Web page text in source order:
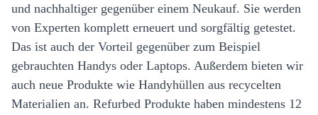
und nachhaltiger gegenüber einem Neukauf. Sie werden
von Experten komplett erneuert und sorgfältig getestet.
Das ist auch der Vorteil gegenüber zum Beispiel
gebrauchten Handys oder Laptops. Außerdem bieten wir
auch neue Produkte wie Handyhüllen aus recycelten
Materialien an. Refurbed Produkte haben mindestens 12